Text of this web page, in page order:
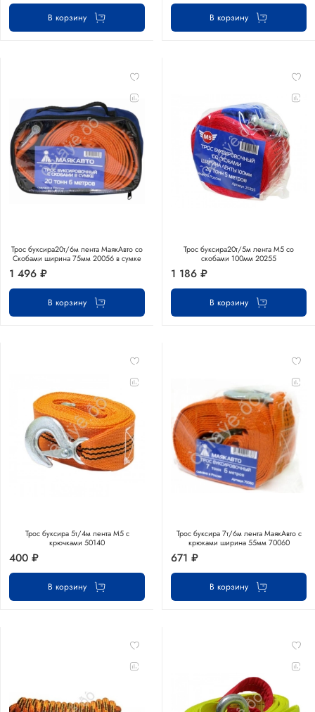
В корзину В корзину
Трос буксира20т/6м лента МаякАвто со
Скобами ширина 75мм 20056 в сумке
1 496 ₽
В корзину
Трос буксира20т/5м лента М5 со
скобами 100мм 20255
1 186 ₽
В корзину
Трос буксира 5т/4м лента М5 с
крючками 50140
400 ₽
В корзину
Трос буксира 7т/6м лента МаякАвто с
крюками ширина 55мм 70060
671 ₽
В корзину